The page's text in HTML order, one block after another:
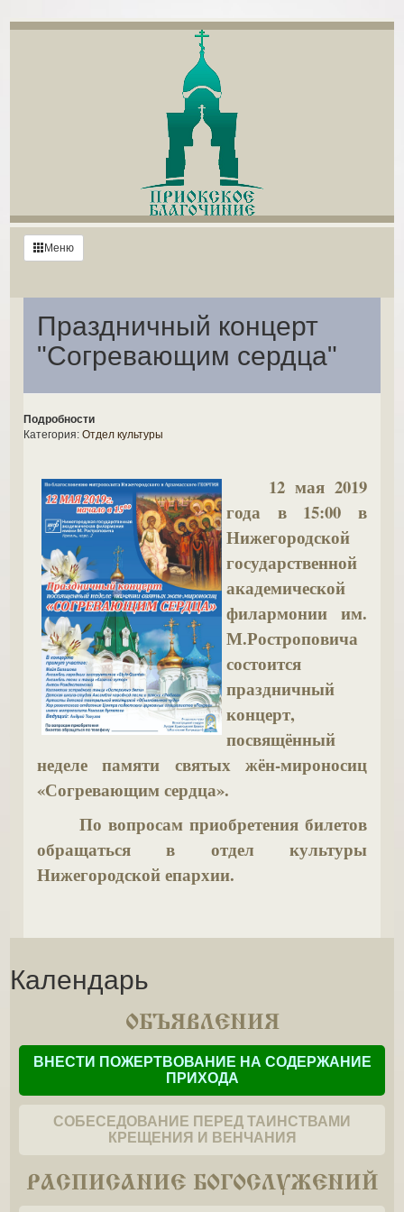
Меню
Праздничный концерт
"Согревающим сердца"
Подробности
Категория:Отдел культуры
12 мая 2019
года в 15:00 в
Нижегородской
государственной
академической
филармонии им.
М.Ростроповича
состоится
праздничный
концерт,
посвящённый
неделе памяти святых жён-мироносиц
«Согревающим сердца».
По вопросам приобретения билетов
обращаться в отдел культуры
Нижегородской епархии.
Календарь
ОБЪЯВЛЕНИЯ
ВНЕСТИ ПОЖЕРТВОВАНИЕ НА СОДЕРЖАНИЕ
ПРИХОДА
СОБЕСЕДОВАНИЕ ПЕРЕД ТАИНСТВАМИ
КРЕЩЕНИЯ И ВЕНЧАНИЯ
РАСПИСАНИЕ БОГОСЛУЖЕНИЙ